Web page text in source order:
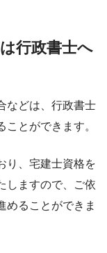
行政書士へ
などは、行政書士
とができます。
り、宅建士資格を
しますので、ご依
めることができま